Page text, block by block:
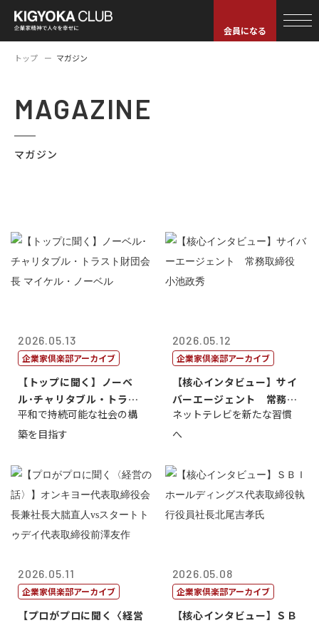
会員になる
トップ マガジン
MAGAZINE
マガジン
2026.05.13
企業家倶楽部アーカイブ
【トップに聞く】ノーベ
ル･チャリタブル・トラス
ト財団会長 マ...
平和で持続可能な社会の構
築を目指す
2026.05.12
企業家倶楽部アーカイブ
【核心インタビュー】サイ
バーエージェント 常務取
締役 小池政...
ネットテレビを新たな習慣
へ
2026.05.11
企業家倶楽部アーカイブ
【プロがプロに聞く〈経営
2026.05.08
企業家倶楽部アーカイブ
【核心インタビュー】ＳＢ